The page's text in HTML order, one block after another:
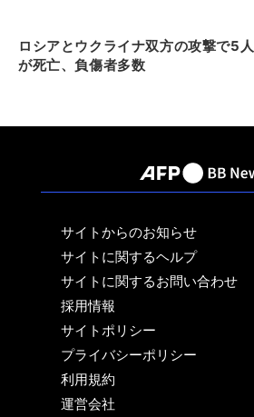
ロシアとウクライナ双方の攻撃で5人
が死亡、負傷者多数
サイトからのお知らせ
サイトに関するヘルプ
サイトに関するお問い合わせ
採用情報
サイトポリシー
プライバシーポリシー
利用規約
運営会社